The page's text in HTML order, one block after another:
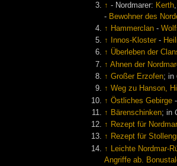
↑ - Nordmarer: Kerth
- Bewohner des
↑ Hammerclan -
↑
Innos-Kloster -
↑ Überleben der
↑ Ahnen der
↑ Großer Erzofen; in
↑ Weg zu Hanson,
↑ Östliches Gebirge
↑ Bärenschinken; in
↑ Rezept für
↑ Rezept für
↑
Leichte Nordmar-
Angriffe ab.